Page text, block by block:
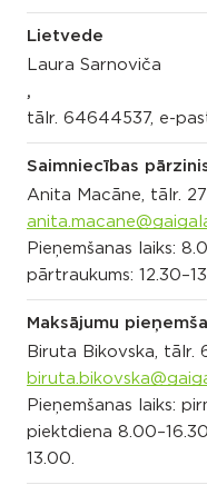
Lietvede
Laura Sarnoviča
,
tālr. 64644537, e-
Saimniecības
Anita Macāne, tālr.
Pieņemšanas laiks:
pārtraukums:
Maksājumu
Biruta Bikovska, tālr.
Pieņemšanas laiks:
piektdiena
13.00.